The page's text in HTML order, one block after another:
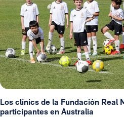
Los clínics de la Fundación Real
participantes en Australia